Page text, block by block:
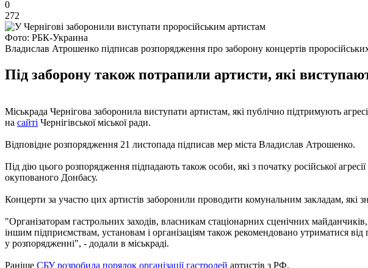
0
272
Фото: РБК-Украина
Владислав Атрошенко підписав розпорядження про заборону концертів
Під заборону також потрапили артисти, які
Міськрада Чернігова заборонила виступати артистам, які публічно підтримують
на сайті Чернігівської міської ради.
Відповідне розпорядження 21 листопада підписав мер міста Владислав Атрошенко.
Під дію цього розпорядження підпадають також особи, які з початку російської
окупованого Донбасу.
Концерти за участю цих артистів заборонили проводити комунальним закладам, які
"Організаторам гастрольних заходів, власникам стаціонарних сценічних
іншим підприємствам, установам і організаціям також рекомендовано утриматися
у розпорядженні", - додали в міськраді.
Раніше СБУ розробила порядок організації гастролей артистів з РФ.